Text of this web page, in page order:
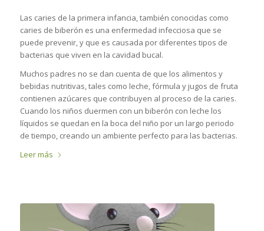
Las caries de la primera infancia, también conocidas como
caries de biberón es una enfermedad infecciosa que se
puede prevenir, y que es causada por diferentes tipos de
bacterias que viven en la cavidad bucal.
Muchos padres no se dan cuenta de que los alimentos y
bebidas nutritivas, tales como leche, fórmula y jugos de fruta
contienen azúcares que contribuyen al proceso de la caries.
Cuando los niños duermen con un biberón con leche los
líquidos se quedan en la boca del niño por un largo periodo
de tiempo, creando un ambiente perfecto para las bacterias.
Leer más